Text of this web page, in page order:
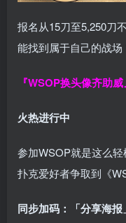
报名从15刀至5,250刀
能找到属于自己的战场
『WSOP换头像齐助威
火热进行中
参加WSOP就是这么
扑克爱好者争取到《
同步加码：「分享海报